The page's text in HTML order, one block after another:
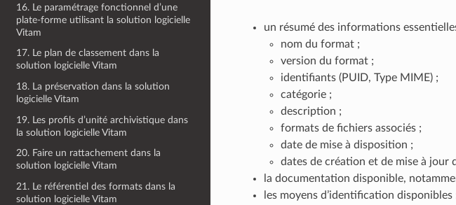
16. Le paramétrage fonctionnel d’une
plate-forme utilisant la solution logicielle
Vitam
17. Le plan de classement dans la
solution logicielle Vitam
18. La préservation dans la solution
logicielle Vitam
19. Les profils d’unité archivistique dans
la solution logicielle Vitam
20. Faire un rattachement dans la
solution logicielle Vitam
21. Le référentiel des formats dans la
solution logicielle Vitam
un résumé des informations
nom du format ;
version du format ;
identifiants (PUID, Type MIME) ;
catégorie ;
description ;
formats de fichiers associés ;
date de mise à disposition ;
dates de création et de mise à jour
la documentation disponible,
les moyens d’identification disponibles